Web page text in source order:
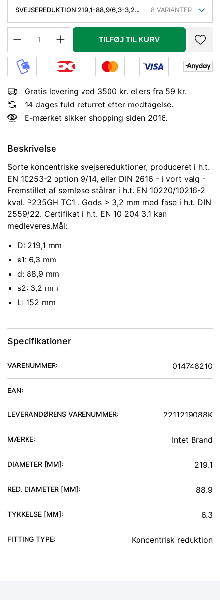
SVEJSEREDUKTION 219,1-88,9/6,3-3,2
2/RK2 TYPE B
8 VARIANTER
TILFØJ TIL KURV
Gratis levering ved 3500 kr. ellers fra 59 kr.
14 dages fuld returret efter modtagelse.
E-mærket sikker shopping siden 2016.
Beskrivelse
Sorte koncentriske svejsereduktioner, produceret i h.t.
EN 10253-2 option 9/14, eller DIN 2616 - i vort valg -
Fremstillet af sømløse stålrør i h.t. EN 10220/10216-2
kval. P235GH TC1 . Gods > 3,2 mm med fase i h.t. DIN
2559/22. Certifikat i h.t. EN 10 204 3.1 kan
medleveres.Mål:
D: 219,1 mm
s1: 6,3 mm
d: 88,9 mm
s2: 3,2 mm
L: 152 mm
Specifikationer
VARENUMMER: 014748210
EAN:
LEVERANDØRENS VARENUMMER: 2211219088K
MÆRKE: Intet Brand
DIAMETER [MM]: 219.1
RED. DIAMETER [MM]: 88.9
TYKKELSE [MM]: 6.3
FITTING TYPE: Koncentrisk reduktion